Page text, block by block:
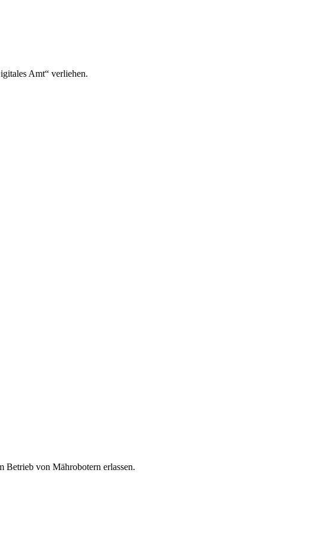
Amt“ verliehen.
Betrieb von Mährobotern erlassen.